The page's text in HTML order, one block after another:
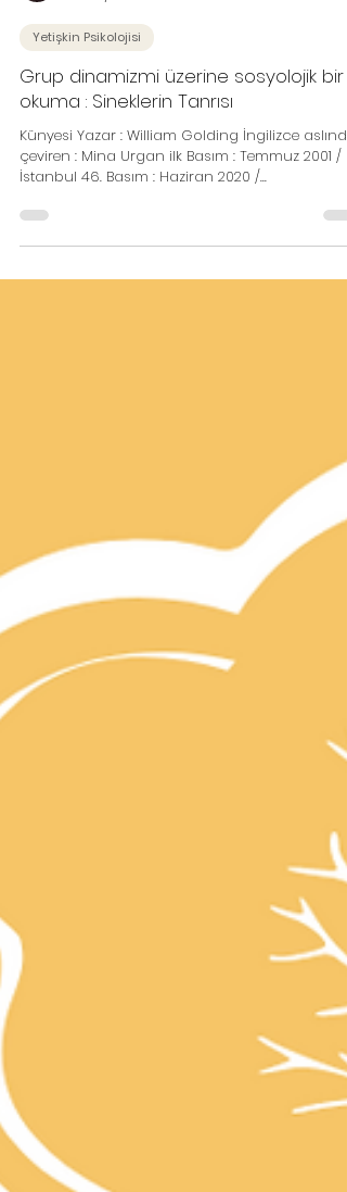
İrem çavdar
Yetişkin Psikolojisi
Grup dinamizmi üzerine sosyolojik bir
okuma : Sineklerin Tanrısı
çeviren : Mina Urgan ilk Basım : Temmuz 2001 /
İstanbul 46. Basım : Haziran 2020 /...